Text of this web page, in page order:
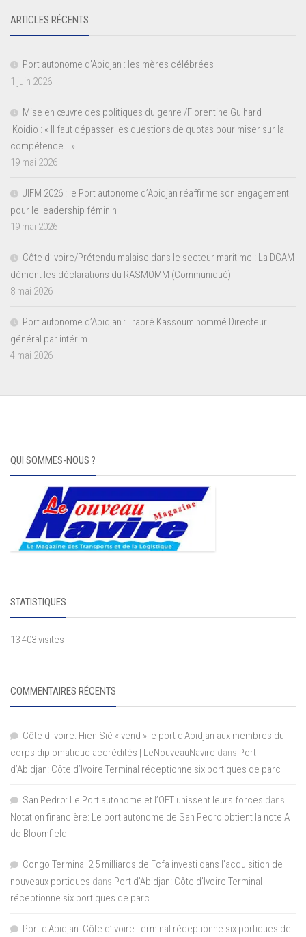
ARTICLES RÉCENTS
Port autonome d’Abidjan : les mères célébrées
1 juin 2026
Mise en œuvre des politiques du genre /Florentine Guihard –
Koidio : « Il faut dépasser les questions de quotas pour miser sur la
compétence… »
19 mai 2026
JIFM 2026 : le Port autonome d’Abidjan réaffirme son engagement
pour le leadership féminin
19 mai 2026
Côte d’Ivoire/Prétendu malaise dans le secteur maritime : La DGAM
dément les déclarations du RASMOMM (Communiqué)
8 mai 2026
Port autonome d’Abidjan : Traoré Kassoum nommé Directeur
général par intérim
4 mai 2026
QUI SOMMES-NOUS ?
STATISTIQUES
13 403 visites
COMMENTAIRES RÉCENTS
Côte d'Ivoire: Hien Sié « vend » le port d'Abidjan aux membres du
corps diplomatique accrédités | LeNouveauNavire dans Port
d’Abidjan: Côte d’Ivoire Terminal réceptionne six portiques de parc
San Pedro: Le Port autonome et l’OFT unissent leurs forces dans
Notation financière: Le port autonome de San Pedro obtient la note A
de Bloomfield
Congo Terminal 2,5 milliards de Fcfa investi dans l’acquisition de
nouveaux portiques dans Port d’Abidjan: Côte d’Ivoire Terminal
réceptionne six portiques de parc
Port d'Abidjan: Côte d’Ivoire Terminal réceptionne six portiques de